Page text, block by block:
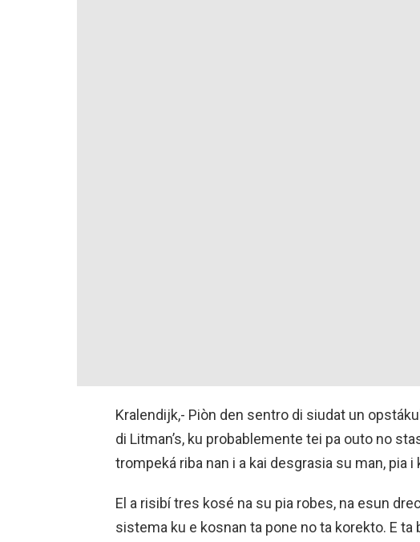
Kralendijk,- Piòn den sentro di siudat un
di Litman’s, ku probablemente tei pa outo no
trompeká riba nan i a kai desgrasia su man, pia i
El a risibí tres kosé na su pia robes, na esun
sistema ku e kosnan ta pone no ta korekto. E ta